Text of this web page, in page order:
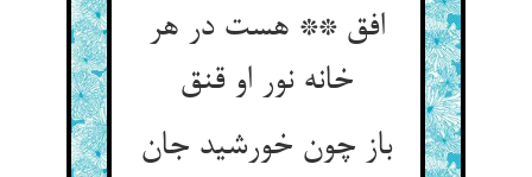
افق ** هست در هر
خانه نور او قنق
باز چون خورشید جان